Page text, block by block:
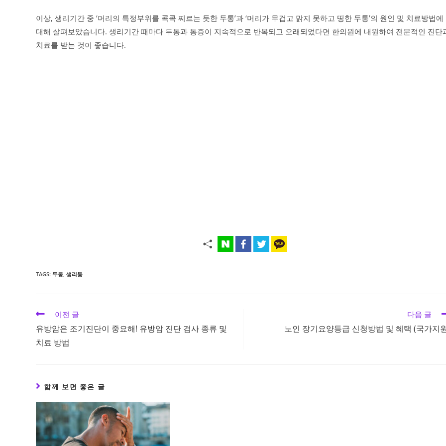
이상, 생리기간 중 ‘머리의 특정부위를 콕콕 찌르는 듯한 두통’과 ‘머리가 무겁고 맑지 못하고 띵한 두통’의 원인 및 치료방법에
대해 살펴보았습니다. 생리기간 때마다 두통과 통증이 지속적으로 반복되고 오래되었다면 한의원에 내원하여 전문적인 진단
치료를 받는 것이 좋습니다.
TAGS: 두통, 생리통
Read
articles
이전 글
유방암은 조기진단이 중요해! 유방암 진단 검사 종류 및
치료 방법
다음 글
노인 장기요양등급 신청방법 및 혜택 (국가지
함께 보면 좋은 글